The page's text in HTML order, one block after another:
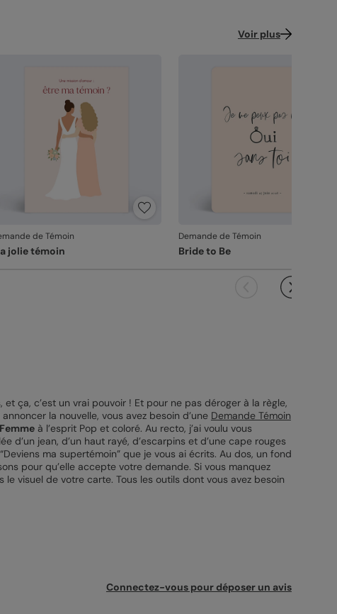
Voir plus
de Témoin
jolie témoin
Demande de Témoin
Bride to Be
ça, c’est un vrai pouvoir ! Et pour ne pas déroger à la règle,
la nouvelle, vous avez besoin d’une Demande Témoin
à l’esprit Pop et coloré. Au recto, j’ai voulu vous
jean, d’un haut rayé, d’escarpins et d’une cape rouges
ma supertémoin” que je vous ai écrits. Au dos, un fond
pour qu’elle accepte votre demande. Si vous manquez
visuel de votre carte. Tous les outils dont vous avez besoin
Connectez-vous pour déposer un avis